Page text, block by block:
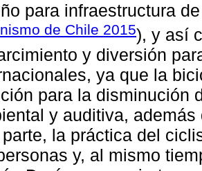
para infraestructura
de Chile 2015), y así
y diversión
ya que la
para la disminución
y auditiva,
la práctica del
y, al mismo